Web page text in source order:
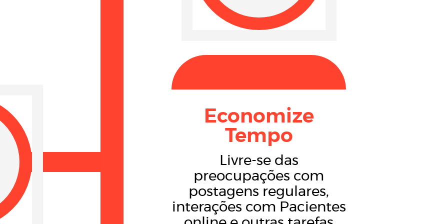
Economize
Tempo
Livre-se das
preocupações com
postagens regulares,
interações com Pacientes